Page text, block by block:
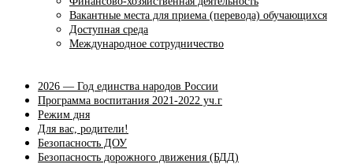
Вакантные места для приема (перевода) обучающихся
Доступная среда
Международное сотрудничество
2026 — Год единства народов России
Программа воспитания 2021-2022 уч.г
Режим дня
Для вас, родители!
Безопасность ДОУ
Безопасность дорожного движения (БДД)